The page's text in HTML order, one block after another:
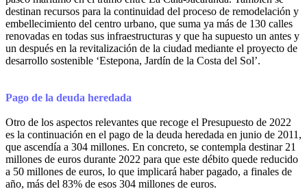
destinan recursos para la continuidad del proceso de remodelación y
embellecimiento del centro urbano, que suma ya más de 130 calles
renovadas en todas sus infraestructuras y que ha supuesto un antes y
un después en la revitalización de la ciudad mediante el proyecto de
desarrollo sostenible ‘Estepona, Jardín de la Costa del Sol’.
Pago de la deuda heredada
Otro de los aspectos relevantes que recoge el Presupuesto de 2022
es la continuación en el pago de la deuda heredada en junio de 2011,
que ascendía a 304 millones. En concreto, se contempla destinar 21
millones de euros durante 2022 para que este débito quede reducido
a 50 millones de euros, lo que implicará haber pagado, a finales de
año, más del 83% de esos 304 millones de euros.